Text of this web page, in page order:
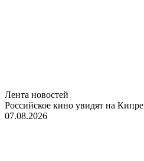
Лента новостей
Российское кино увидят на Кипре
07.08.2026